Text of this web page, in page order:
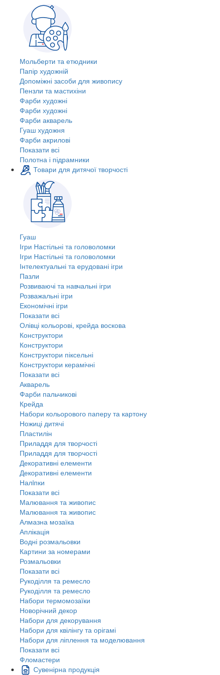
Мольберти та етюдники
Папір художній
Допоміжні засоби для живопису
Пензли та мастихіни
Фарби художні
Фарби художні
Фарби акварель
Гуаш художня
Фарби акрилові
Показати всі
Полотна і підрамники
Товари для дитячої творчості
Гуаш
Ігри Настільні та головоломки
Ігри Настільні та головоломки
Інтелектуальні та ерудовані ігри
Пазли
Розвиваючі та навчальні ігри
Розважальні ігри
Економічні ігри
Показати всі
Олівці кольорові, крейда воскова
Конструктори
Конструктори
Конструктори піксельні
Конструктори керамічні
Показати всі
Акварель
Фарби пальчикові
Крейда
Набори кольорового паперу та картону
Ножиці дитячі
Пластилін
Приладдя для творчості
Приладдя для творчості
Декоративні елементи
Декоративні елементи
Налiпки
Показати всі
Малювання та живопис
Малювання та живопис
Алмазна мозаїка
Аплікація
Водні розмальовки
Картини за номерами
Розмальовки
Показати всі
Рукоділля та ремесло
Рукоділля та ремесло
Набори термомозаїки
Новорічний декор
Набори для декорування
Набори для квілінгу та орігамі
Набори для ліплення та моделювання
Показати всі
Фломастери
Сувенірна продукція